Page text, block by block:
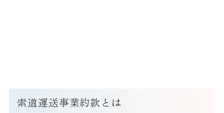
索道運送事業約款とは